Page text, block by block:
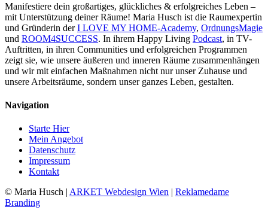
Manifestiere dein großartiges, glückliches & erfolgreiches Leben –
mit Unterstützung deiner Räume! Maria Husch ist die Raumexpertin
und Gründerin derI LOVE MY HOME-Academy, OrdnungsMagie
und ROOM4SUCCESS. In ihrem Happy Living Podcast, in TV-
Auftritten, in ihren Communities und erfolgreichen Programmen
zeigt sie, wie unsere äußeren und inneren Räume zusammenhängen
und wir mit einfachen Maßnahmen nicht nur unser Zuhause und
unsere Arbeitsräume, sondern unser ganzes Leben, gestalten.
Navigation
Starte Hier
Mein Angebot
Datenschutz
Impressum
Kontakt
© Maria Husch | ARKET Webdesign Wien | Reklamedame
Branding